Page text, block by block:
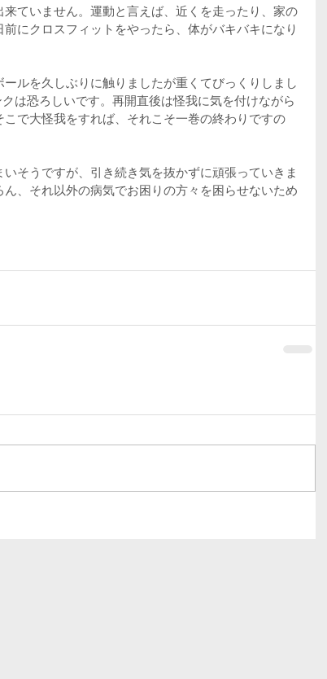
ていません。運動と言えば、近くを走ったり、家の
にクロスフィットをやったら、体がバキバキになり
ルを久しぶりに触りましたが重くてびっくりしまし
は恐ろしいです。再開直後は怪我に気を付けながら
で大怪我をすれば、それこそ一巻の終わりですの
そうですが、引き続き気を抜かずに頑張っていきま
、それ以外の病気でお困りの方々を困らせないため